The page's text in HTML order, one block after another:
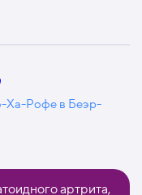
Ха-Рофе в Беэр-
артрита,